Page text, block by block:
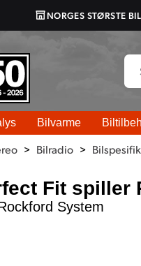
NORGES STØRSTE
Bilvarme
> Bilradio >
Fit spiller
System